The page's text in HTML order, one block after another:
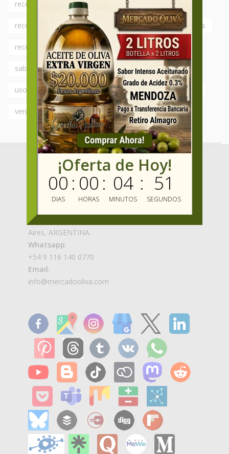
recetas caseras Recetas con Aceite de Oliva
recetas faciles recetas italianas recetas rapidas
recetas simples revendedores sabor fresco
sabor intenso Saborizados saludable
usos del aceite de oliva variedades varietales
vender aceite de oliva
Gallo 510, Almagro, Ciudad Autónoma de Buenos
Aires, ARGENTINA.
Whatsapp:
+54 9 116 140 0770
Email:
info@mercadooliva.com
¡Oferta de Hoy!
00
DIAS
: 00
HORAS
: 04
MINUTOS
: 50
SEGUNDOS